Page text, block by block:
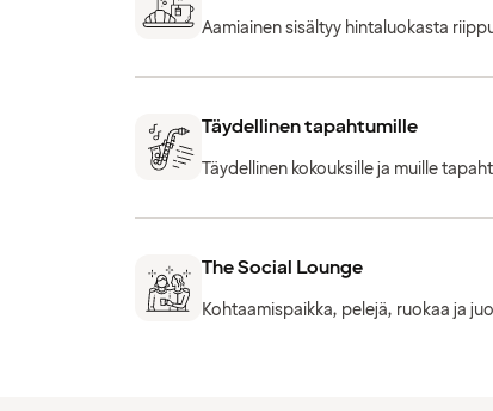
Aamiainen sisältyy hintaluokasta
Täydellinen tapahtumille
Täydellinen kokouksille ja muille
The Social Lounge
Kohtaamispaikka, pelejä, ruokaa ja